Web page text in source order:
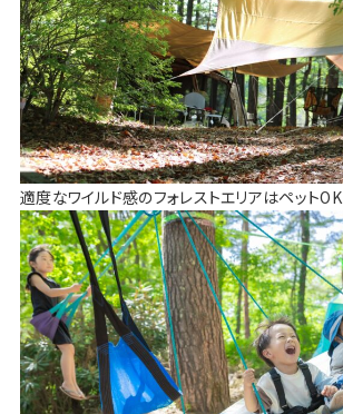
適度なワイルド感のフォレストエリアはペットOK